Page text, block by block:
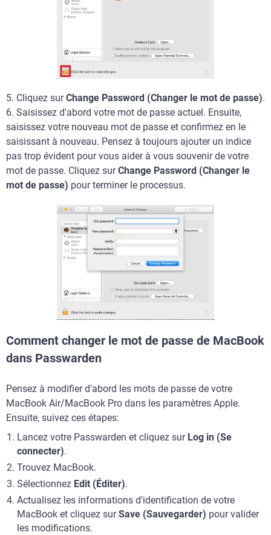
5. Cliquez surChange Password (Changer le mot de passe).
6. Saisissez d'abord votre mot de passe actuel. Ensuite,
saisissez votre nouveau mot de passe et confirmez en le
saisissant à nouveau. Pensez à toujours ajouter un indice
pas trop évident pour vous aider à vous souvenir de votre
mot de passe. Cliquez surChange Password (Changer le
mot de passe) pour terminer le processus.
Comment changer le mot de passe de MacBook
dans Passwarden
Pensez à modifier d'abord les mots de passe de votre
MacBook Air/MacBook Pro dans les paramètres Apple.
Ensuite, suivez ces étapes:
Lancez votre Passwarden et cliquez sur Log in (Se
connecter).
Trouvez MacBook.
Sélectionnez Edit (Éditer).
Actualisez les informations d'identification de votre
MacBook et cliquez surSave (Sauvegarder) pour valider
les modifications.